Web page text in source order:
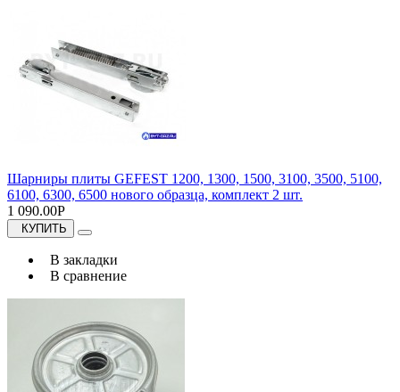
Шарниры плиты GEFEST 1200, 1300, 1500, 3100, 3500, 5100,
6100, 6300, 6500 нового образца, комплект 2 шт.
1 090.00Р
КУПИТЬ
В закладки
В сравнение